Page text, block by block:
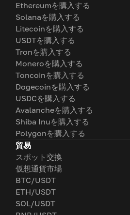
Ethereumを購入する
Solanaを購入する
Litecoinを購入する
USDTを購入する
Tronを購入する
Moneroを購入する
Toncoinを購入する
Dogecoinを購入する
USDCを購入する
Avalancheを購入する
Shiba Inuを購入する
Polygonを購入する
貿易
スポット交換
仮想通貨市場
BTC/USDT
ETH/USDT
SOL/USDT